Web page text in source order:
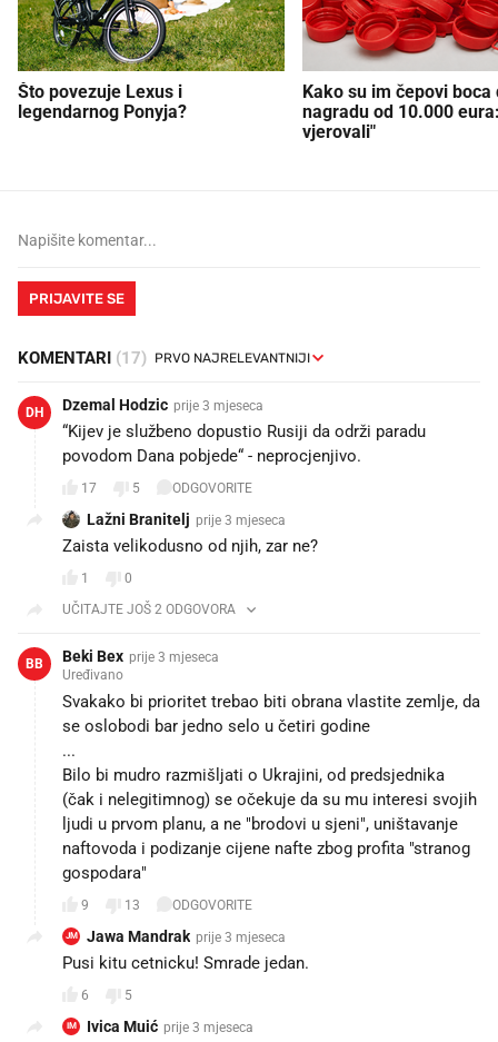
Što povezuje Lexus i
legendarnog Ponyja?
Kako su im čepovi boca
nagradu od 10.000
vjerovali"
PRIJAVITE SE
KOMENTARI (17)
DH Dzemal Hodzic prije 3 mjeseca
“Kijev je službeno dopustio Rusiji da održi paradu
povodom Dana pobjede“ - neprocjenjivo.
17 5 ODGOVORITE
Lažni Branitelj prije 3 mjeseca
Zaista velikodusno od njih, zar ne?
1
0
UČITAJTE JOŠ 2 ODGOVORA
BB Beki Bex prije 3 mjeseca
Uređivano
Svakako bi prioritet trebao biti obrana vlastite zemlje, da
se oslobodi bar jedno selo u četiri godine
...
Bilo bi mudro razmišljati o Ukrajini, od predsjednika
(čak i nelegitimnog) se očekuje da su mu interesi svojih
ljudi u prvom planu, a ne "brodovi u sjeni", uništavanje
naftovoda i podizanje cijene nafte zbog profita "stranog
gospodara"
9 13 ODGOVORITE
JM Jawa Mandrak prije 3 mjeseca
Pusi kitu cetnicku! Smrade jedan.
6 5
IM Ivica Muić prije 3 mjeseca